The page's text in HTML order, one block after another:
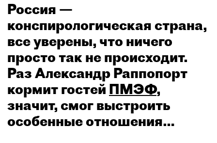
Россия —
конспирологическая страна,
все уверены, что ничего
просто так не происходит.
Раз Александр Раппопорт
кормит гостей ПМЭФ,
значит, смог выстроить
особенные отношения…